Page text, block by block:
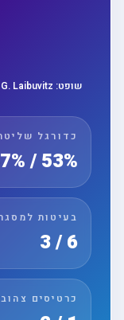
שופט:G. Laibuvitz
כדורגל שליטה
53% / 47%
בעיטות למסגרת
6 / 3
כרטיסים